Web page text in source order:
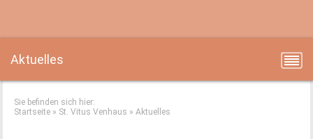
Aktuelles
Sie befinden sich hier:
Startseite » St. Vitus Venhaus »Aktuelles